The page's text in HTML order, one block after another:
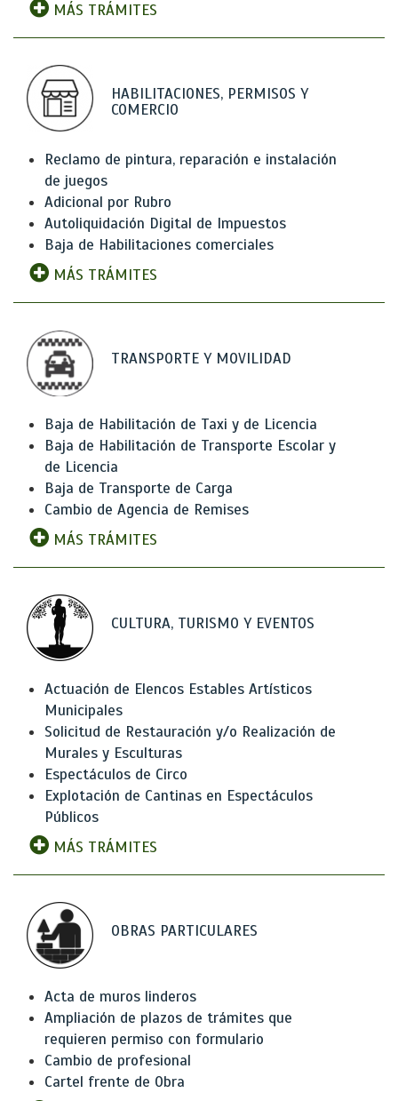
MÁS TRÁMITES
HABILITACIONES, PERMISOS Y
COMERCIO
Reclamo de pintura, reparación e instalación
de juegos
Adicional por Rubro
Autoliquidación Digital de Impuestos
Baja de Habilitaciones comerciales
MÁS TRÁMITES
TRANSPORTE Y MOVILIDAD
Baja de Habilitación de Taxi y de Licencia
Baja de Habilitación de Transporte Escolar y
de Licencia
Baja de Transporte de Carga
Cambio de Agencia de Remises
MÁS TRÁMITES
CULTURA, TURISMO Y EVENTOS
Actuación de Elencos Estables Artísticos
Municipales
Solicitud de Restauración y/o Realización de
Murales y Esculturas
Espectáculos de Circo
Explotación de Cantinas en Espectáculos
Públicos
MÁS TRÁMITES
OBRAS PARTICULARES
Acta de muros linderos
Ampliación de plazos de trámites que
requieren permiso con formulario
Cambio de profesional
Cartel frente de Obra